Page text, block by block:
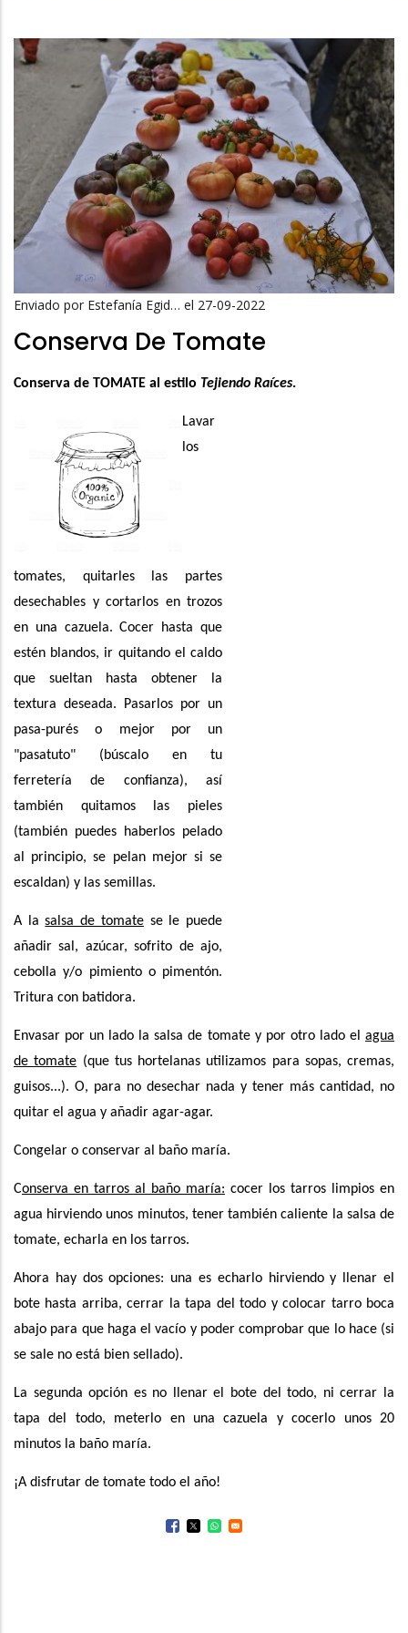
La
Navegación
Enviado por Estefanía Egid… el 27-09-2022
Conserva De Tomate
Conserva de TOMATE al estilo Tejiendo Raíces.
Lavar
los
tomates, quitarles las partes
desechables y cortarlos en trozos
en una cazuela. Cocer hasta que
estén blandos, ir quitando el caldo
que sueltan hasta obtener la
textura deseada. Pasarlos por un
pasa-purés o mejor por un
"pasatuto" (búscalo en tu
ferretería de confianza), así
también quitamos las pieles
(también puedes haberlos pelado
al principio, se pelan mejor si se
escaldan) y las semillas.
A lasalsa de tomatese le puede
añadir sal, azúcar, sofrito de ajo,
cebolla y/o pimiento o pimentón.
Tritura con batidora.
Envasar por un lado la salsa de tomate y por otro lado el agua
de tomate (que tus hortelanas utilizamos para sopas, cremas,
guisos...). O, para no desechar nada y tener más cantidad, no
quitar el agua y añadir agar-agar.
Congelar o conservar al baño maría.
Conserva en tarros al baño maría: cocer los tarros limpios en
agua hirviendo unos minutos, tener también caliente la salsa de
tomate, echarla en los tarros.
Ahora hay dos opciones: una es echarlo hirviendo y llenar el
bote hasta arriba, cerrar la tapa del todo y colocar tarro boca
abajo para que haga el vacío y poder comprobar que lo hace (si
se sale no está bien sellado).
La segunda opción es no llenar el bote del todo, ni cerrar la
tapa del todo, meterlo en una cazuela y cocerlo unos 20
minutos la baño maría.
¡A disfrutar de tomate todo el año!